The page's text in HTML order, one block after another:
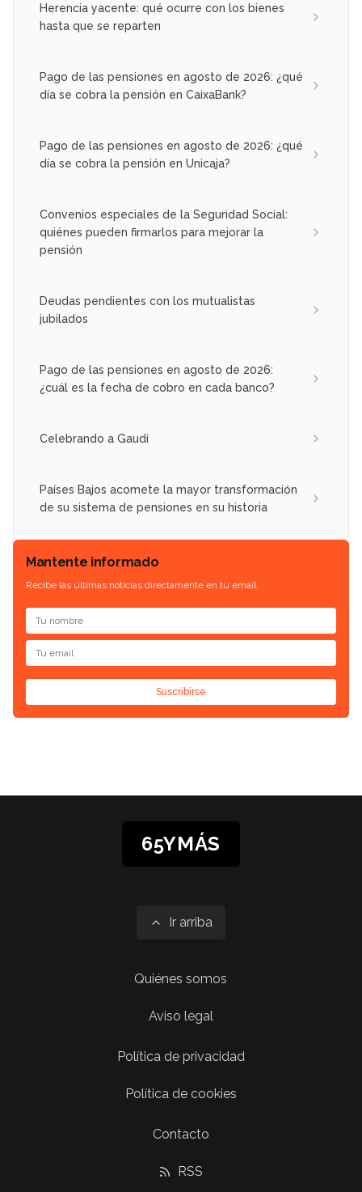
Herencia yacente: qué ocurre con los bienes
hasta que se reparten
Pago de las pensiones en agosto de 2026: ¿qué
día se cobra la pensión en CaixaBank?
Pago de las pensiones en agosto de 2026: ¿qué
día se cobra la pensión en Unicaja?
Convenios especiales de la Seguridad Social:
quiénes pueden firmarlos para mejorar la
pensión
Deudas pendientes con los mutualistas
jubilados
Pago de las pensiones en agosto de 2026:
¿cuál es la fecha de cobro en cada banco?
Celebrando a Gaudí
Países Bajos acomete la mayor transformación
de su sistema de pensiones en su historia
Mantente informado
Recibe las últimas noticias directamente en tu email.
Suscribirse
65YMÁS
Ir arriba
Quiénes somos
Aviso legal
Política de privacidad
Política de cookies
Contacto
RSS